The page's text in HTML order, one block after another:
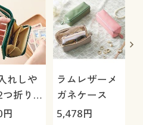
れしや
折り
円
ラムレザーメ
ガネケース
5,478円